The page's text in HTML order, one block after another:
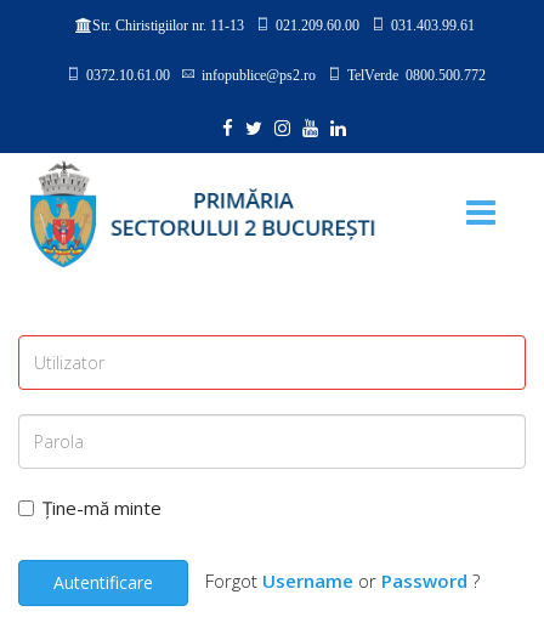
Str. Chiristigiilor nr. 11-13 021.209.60.00 031.403.99.61
0372.10.61.00 infopublice@ps2.ro TelVerde 0800.500.772
Ține-mă minte
Autentificare Forgot Username or Password ?